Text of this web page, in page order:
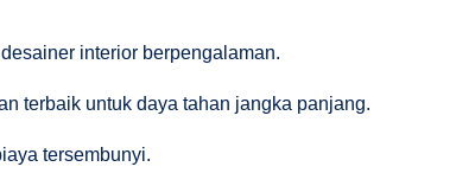
interior berpengalaman.
terbaik untuk daya tahan jangka panjang.
tersembunyi.